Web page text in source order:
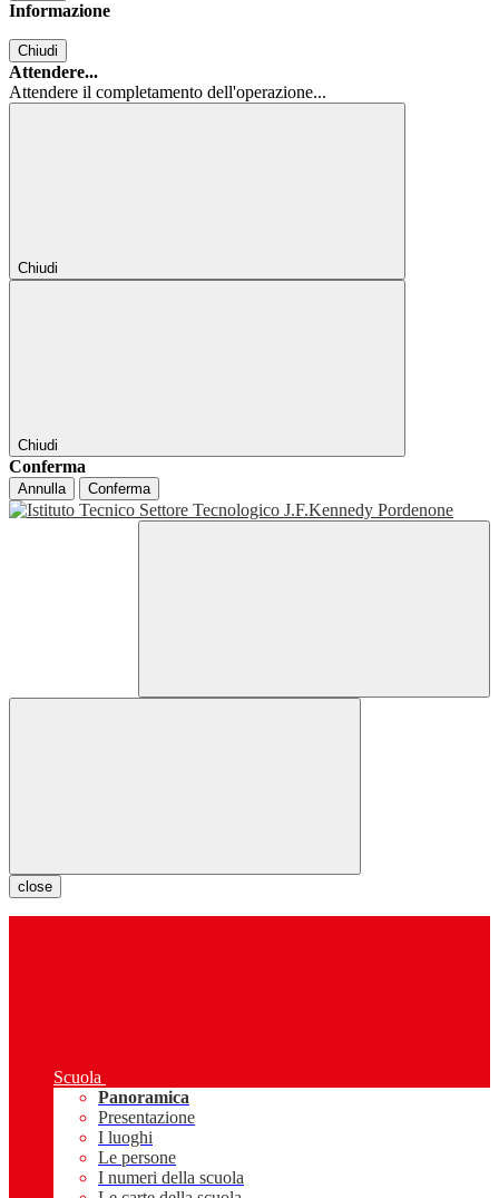
Informazione
Chiudi
Attendere...
Attendere il completamento dell'operazione...
Chiudi
Chiudi
Conferma
Annulla Conferma
close
Scuola
Panoramica
Presentazione
I luoghi
Le persone
I numeri della scuola